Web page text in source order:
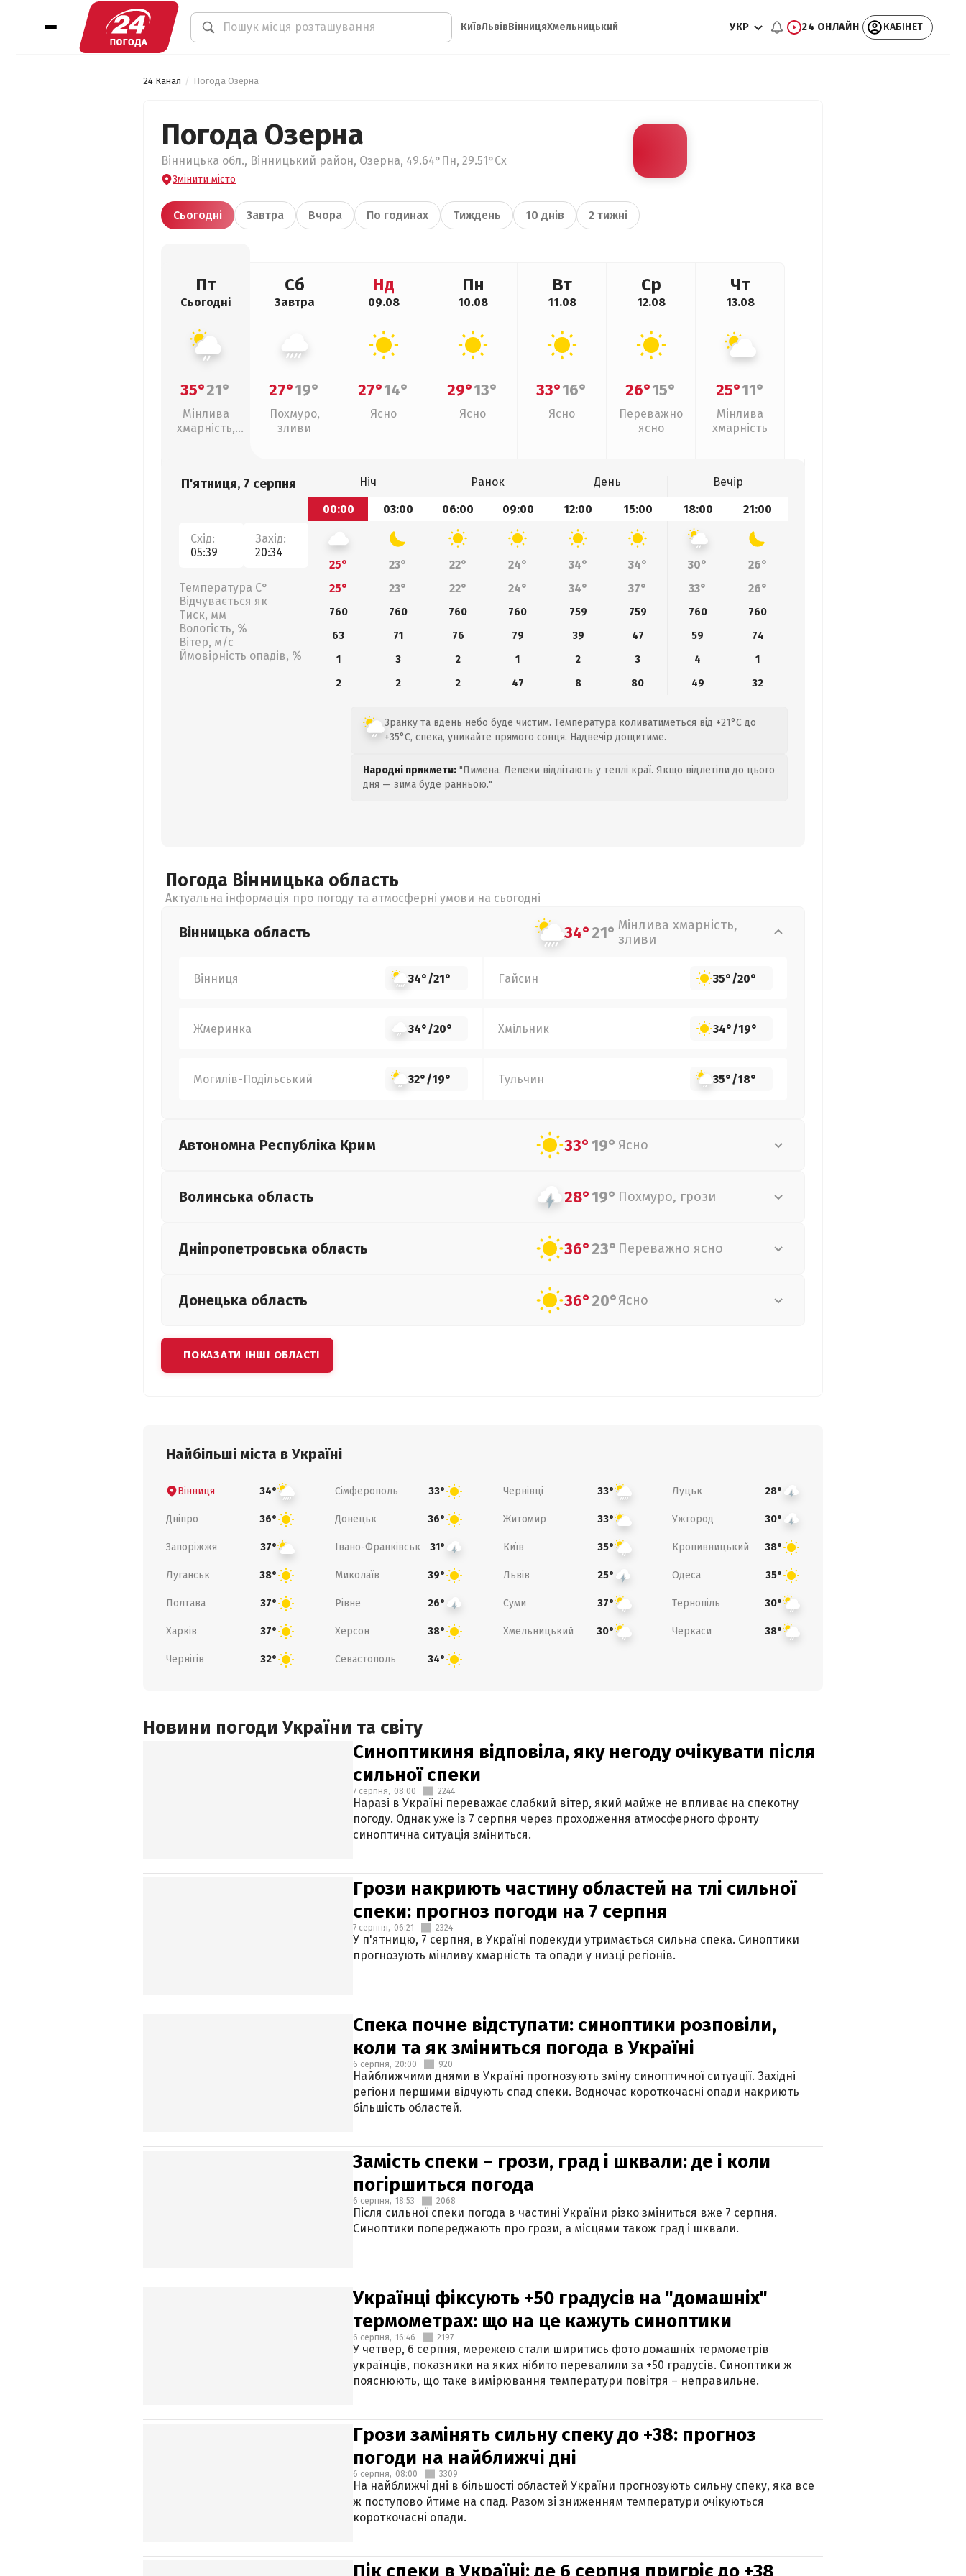
КиївЛьвівВінницяХмельницький УКР 24 ОНЛАЙН КАБІНЕТ
24 Канал Погода Озерна
Погода Озерна
Вінницька обл., Вінницький район, Озерна, 49.64°Пн, 29.51°Сх
Змінити місто
Сьогодні Завтра Вчора По годинах Тиждень 10 днів 2 тижні
Пт
Сьогодні
35°21°
Мінлива
хмарність,
Сб
Завтра
27°19°
Похмуро,
зливи
Нд
09.08
27°14°
Ясно
Пн
10.08
29°13°
Ясно
Вт
11.08
33°16°
Ясно
Ср
12.08
26°15°
Переважно
ясно
Чт
13.08
25°11°
Мінлива
хмарність
П'ятниця, 7 серпня
Схід:
05:39
Захід:
20:34
Температура С°
Відчувається як
Тиск, мм
Вологість, %
Вітер, м/с
Ймовірність опадів, %
Ніч Ранок День
Вечір
00:00
03:00 06:00 09:00 12:00 15:00 18:00 21:00
25° 23° 22° 24° 34° 34° 30°
26°
25°
23° 22° 24° 34° 37° 33° 26°
760 760 760 760 759 759 760
760
63
71 76 79 39 47 59
74
1
3 2 1 2 3 4
1
2
2 2 47 8 80 49 32
Зранку та вдень небо буде чистим. Температура коливатиметься від +21°C до
+35°C, спека, уникайте прямого сонця. Надвечір дощитиме.
Народні прикмети: "Пимена. Лелеки відлітають у теплі краї. Якщо відлетіли до цього
дня — зима буде ранньою."
Погода Вінницька область
Актуальна інформація про погоду та атмосферні умови на сьогодні
Вінницька область 34°21° Мінлива хмарність,
зливи
Вінниця 34°/21° Гайсин 35°/20°
Жмеринка 34°/20° Хмільник 34°/19°
Могилів-Подільський 32°/19° Тульчин 35°/18°
Автономна Республіка Крим 33°19° Ясно
Волинська область 28°19° Похмуро, грози
Дніпропетровська область 36°23° Переважно ясно
Донецька область 36°20°Ясно
ПОКАЗАТИ ІНШІ ОБЛАСТІ
Найбільші міста в Україні
Вінниця 34° Сімферополь 33° Чернівці 33° Луцьк 28°
Дніпро 36° Донецьк 36° Житомир 33° Ужгород 30°
Запоріжжя 37° Івано-Франківськ 31° Київ 35° Кропивницький 38°
Луганськ 38° Миколаїв 39° Львів 25° Одеса 35°
Полтава 37° Рівне 26° Суми 37° Тернопіль 30°
Харків 37° Херсон 38° Хмельницький 30° Черкаси 38°
Чернігів 32° Севастополь 34°
Новини погоди України та світу
Синоптикиня відповіла, яку негоду очікувати після
сильної спеки
7 серпня, 08:00 2244
Наразі в Україні переважає слабкий вітер, який майже не впливає на спекотну
погоду. Однак уже із 7 серпня через проходження атмосферного фронту
синоптична ситуація зміниться.
Грози накриють частину областей на тлі сильної
спеки: прогноз погоди на 7 серпня
7 серпня, 06:21 2324
У п'ятницю, 7 серпня, в Україні подекуди утримається сильна спека. Синоптики
прогнозують мінливу хмарність та опади у низці регіонів.
Спека почне відступати: синоптики розповіли,
коли та як зміниться погода в Україні
6 серпня, 20:00 920
Найближчими днями в Україні прогнозують зміну синоптичної ситуації. Західні
регіони першими відчують спад спеки. Водночас короткочасні опади накриють
більшість областей.
Замість спеки – грози, град і шквали: де і коли
погіршиться погода
6 серпня, 18:53 2068
Після сильної спеки погода в частині України різко зміниться вже 7 серпня.
Синоптики попереджають про грози, а місцями також град і шквали.
Українці фіксують +50 градусів на "домашніх"
термометрах: що на це кажуть синоптики
6 серпня, 16:46 2197
У четвер, 6 серпня, мережею стали ширитись фото домашніх термометрів
українців, показники на яких нібито перевалили за +50 градусів. Синоптики ж
пояснюють, що таке вимірювання температури повітря – неправильне.
Грози замінять сильну спеку до +38: прогноз
погоди на найближчі дні
6 серпня, 08:00 3309
На найближчі дні в більшості областей України прогнозують сильну спеку, яка все
ж поступово йтиме на спад. Разом зі зниженням температури очікуються
короткочасні опади.
Пік спеки в Україні: де 6 серпня пригріє до +38